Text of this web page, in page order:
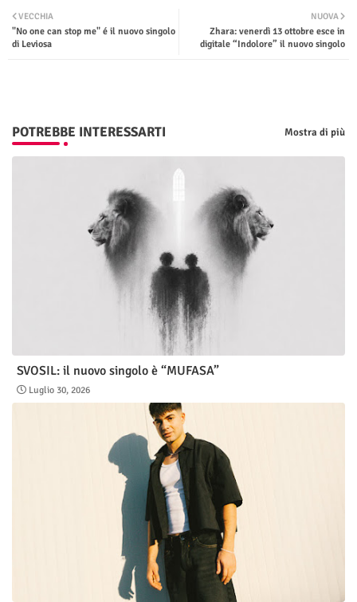
ter
NUOVA
Zhara: venerdì 13 ottobre esce in
digitale “Indolore” il nuovo singolo
VECCHIA
"No one can stop me" é il nuovo singolo
di Leviosa
POTREBBE INTERESSARTI Mostra di più
SVOSIL: il nuovo singolo è “MUFASA”
Luglio 30, 2026